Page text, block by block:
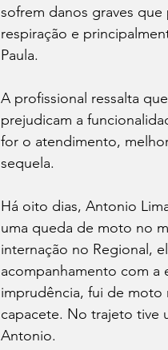
sofrem danos graves
respiração e
Paula.
A profissional ressalta
prejudicam a
for o atendimento,
sequela.
Há oito dias, Antonio
uma queda de moto no
internação no Regional,
acompanhamento com
imprudência, fui de moto
capacete. No trajeto tive
Antonio.